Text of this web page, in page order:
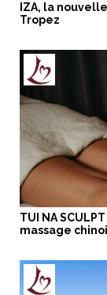
IZA, la
Tropez
TUI NA
massage